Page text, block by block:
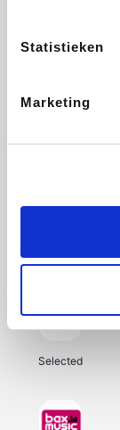
Statistieken
Marketing
CheapTickets.be
Samsung
Selected